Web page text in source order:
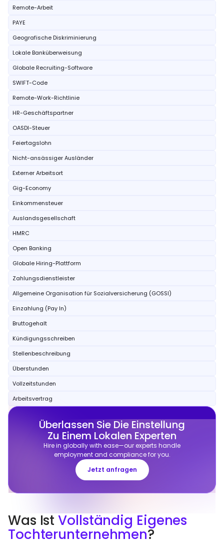
Remote-Arbeit
PAYE
Geografische Diskriminierung
Lokale Banküberweisung
Globale Recruiting-Software
SWIFT-Code
Remote-Work-Richtlinie
HR-Geschäftspartner
OASDI-Steuer
Feiertagslohn
Nicht-ansässiger Ausländer
Externer Arbeitsort
Gig-Economy
Einkommensteuer
Auslandsgesellschaft
HMRC
Open Banking
Globale Hiring-Plattform
Zahlungsdienstleister
Allgemeine Organisation für Sozialversicherung (GOSSI)
Einzahlung (Pay In)
Bruttogehalt
Kündigungsschreiben
Stellenbeschreibung
Überstunden
Vollzeitstunden
Arbeitsvertrag
Überlassen Sie Die Einstellung
Zu Einem Lokalen Experten
Hire in globally with ease—our experts handle
employment and compliance for you.
Jetzt anfragen
Was IstVollständig Eigenes
Tochterunternehmen?